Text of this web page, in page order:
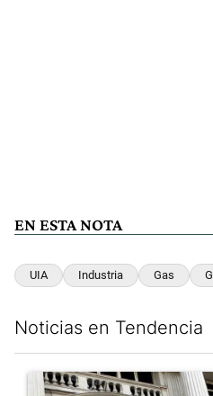
EN ESTA NOTA
UIA Industria Gas
Noticias en Tendencia
Un artículo de tendencia con